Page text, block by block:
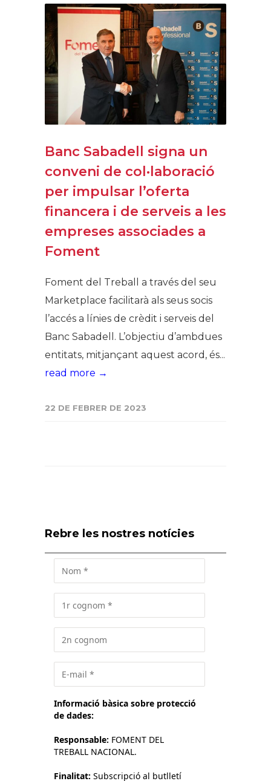
Banc Sabadell signa un
conveni de col·laboració
per impulsar l’oferta
financera i de serveis a les
empreses associades a
Foment
Foment del Treball a través del seu
Marketplace facilitarà als seus socis
l’accés a línies de crèdit i serveis del
Banc Sabadell. L’objectiu d’ambdues
entitats, mitjançant aquest acord, és...
read more →
22 DE FEBRER DE 2023
Rebre les nostres notícies
Informació bàsica sobre protecció
de dades:
Responsable: FOMENT DEL
TREBALL NACIONAL.
Finalitat: Subscripció al butlletí